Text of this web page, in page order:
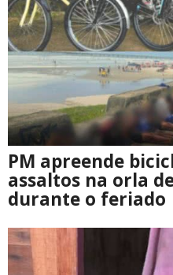
PM apreende
assaltos na orla
durante o feriado